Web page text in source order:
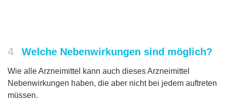
4 Welche Nebenwirkungen sind möglich?
Wie alle Arzneimittel kann auch dieses Arzneimittel
Nebenwirkungen haben, die aber nicht bei jedem auftreten
müssen.